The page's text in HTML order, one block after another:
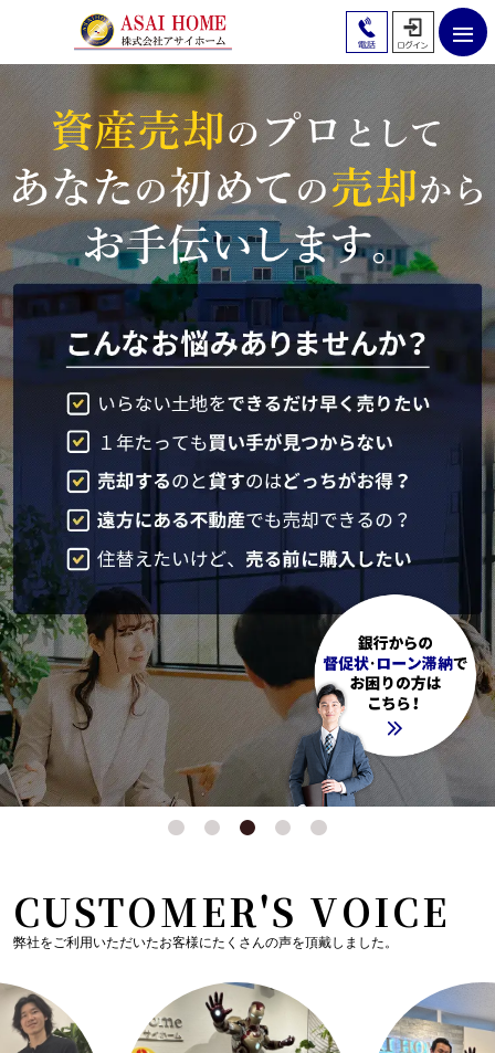
CUSTOMER'S VOICE
弊社をご利用いただいたお客様にたくさんの声を頂戴しました。